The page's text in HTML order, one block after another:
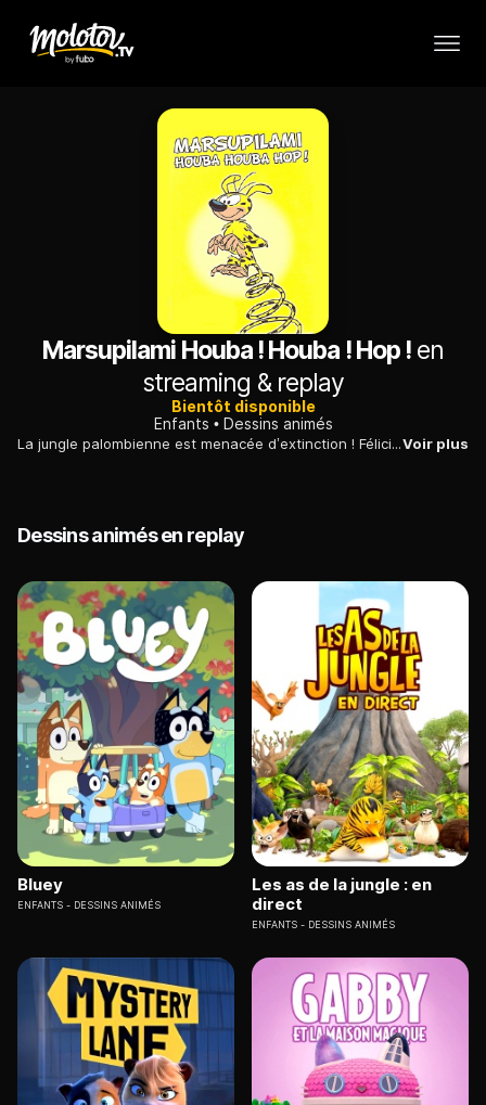
Marsupilami Houba ! Houba ! Hop ! en
streaming & replay
Bientôt disponible
Enfants
Dessins animés
La jungle palombienne est menacée d’extinction ! Félicia Devort, milliardaire excentrique, n’a qu’une idée en tête : tout raser pour construire une mégalopole en béton. Marsu et ses enfants, Bobo, Bibu et Bibi n’ont pas dit leur dernier motVoir plus
Dessins animés en replay
Bluey
ENFANTS DESSINS ANIMÉS
Les as de la jungle : en
direct
ENFANTS DESSINS ANIMÉS